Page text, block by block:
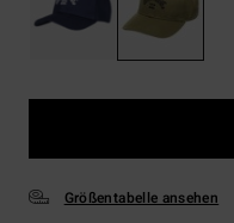
Größentabelle ansehen